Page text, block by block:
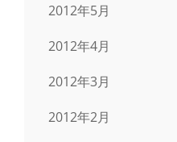
2012年5月
2012年4月
2012年3月
2012年2月